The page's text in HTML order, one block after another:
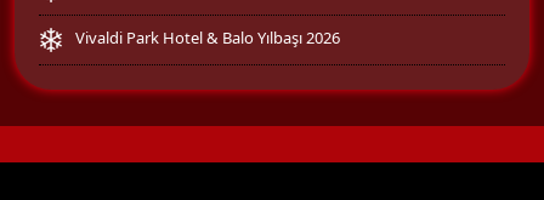
Vivaldi Park Hotel & Balo Yılbaşı 2026